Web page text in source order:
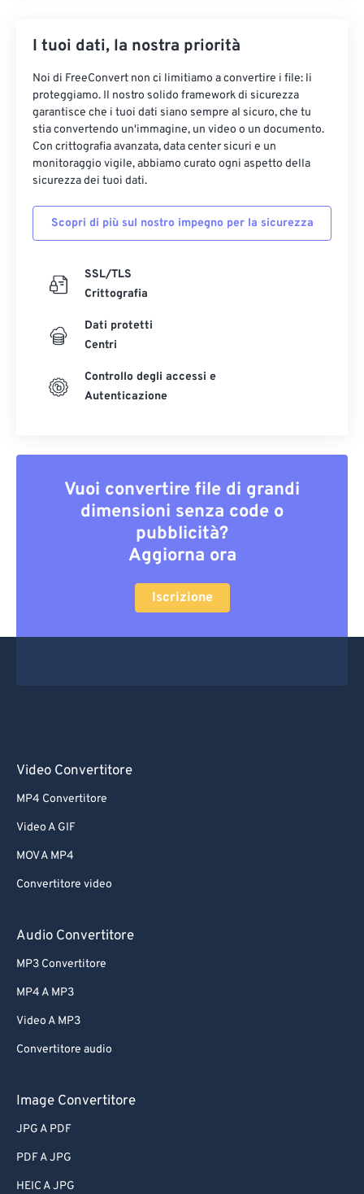
I tuoi dati, la nostra priorità
Noi di FreeConvert non ci limitiamo a convertire i file: li
proteggiamo. Il nostro solido framework di sicurezza
garantisce che i tuoi dati siano sempre al sicuro, che tu
stia convertendo un'immagine, un video o un documento.
Con crittografia avanzata, data center sicuri e un
monitoraggio vigile, abbiamo curato ogni aspetto della
sicurezza dei tuoi dati.
Scopri di più sul nostro impegno per la sicurezza
SSL/TLS
Crittografia
Dati protetti
Centri
Controllo degli accessi e
Autenticazione
Vuoi convertire file di grandi
dimensioni senza code o
pubblicità?
Aggiorna ora
Iscrizione
Video Convertitore
MP4 Convertitore
Video A GIF
MOV A MP4
Convertitore video
Audio Convertitore
MP3 Convertitore
MP4 A MP3
Video A MP3
Convertitore audio
Image Convertitore
JPG A PDF
PDF A JPG
HEIC A JPG